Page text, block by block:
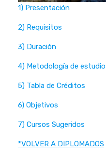
1) Presentación
2) Requisitos
3) Duración
4) Metodología de estudio
5) Tabla de Créditos
6) Objetivos
7) Cursos Sugeridos
*VOLVER A DIPLOMADOS